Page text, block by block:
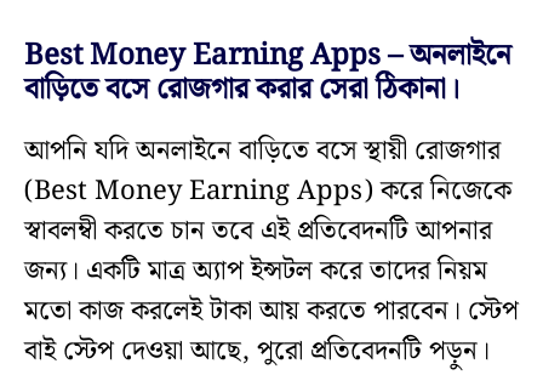
Best Money Earning Apps – অনলাইনে
বাড়িতে বসে রোজগার করার সেরা ঠিকানা।
আপনি যদি অনলাইনে বাড়িতে বসে স্থায়ী রোজগার
(Best Money Earning Apps) করে নিজেকে
স্বাবলম্বী করতে চান তবে এই প্রতিবেদনটি আপনার
জন্য। একটি মাত্র অ্যাপ ইন্সটল করে তাদের নিয়ম
মতো কাজ করলেই টাকা আয় করতে পারবেন। স্টেপ
বাই স্টেপ দেওয়া আছে, পুরো প্রতিবেদনটি পড়ুন।